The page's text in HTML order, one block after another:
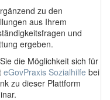
zu den
aus Ihrem
und
ergeben.
die Möglichkeit sich für
eGovPraxis Sozialhilfe bei
zu dieser Plattform